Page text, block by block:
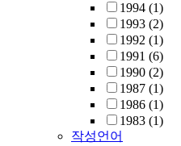
1994 (1)
1993 (2)
1992 (1)
1991 (6)
1990 (2)
1987 (1)
1986 (1)
1983 (1)
작성언어